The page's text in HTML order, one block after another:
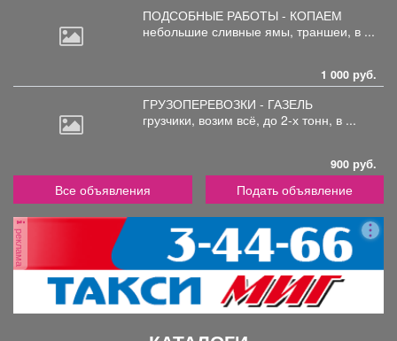
ПОДСОБНЫЕ РАБОТЫ - КОПАЕМ
небольшие сливные ямы, траншеи, в ...
1 000 руб.
ГРУЗОПЕРЕВОЗКИ - ГАЗЕЛЬ
грузчики, возим всё, до 2-х тонн, в ...
900 руб.
Все объявления Подать объявление
реклама